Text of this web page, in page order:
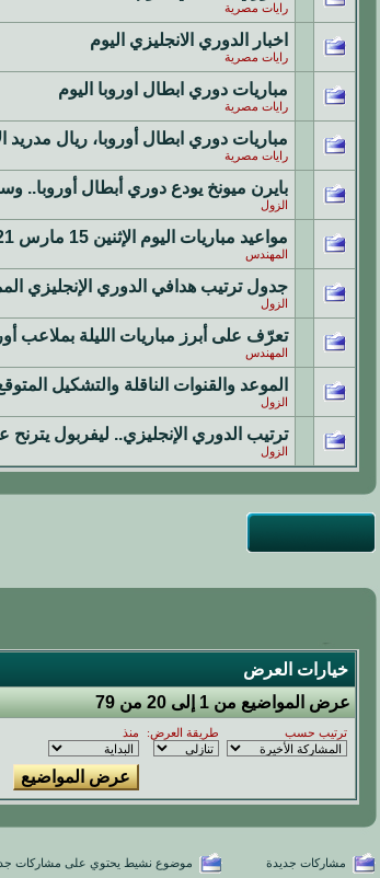
رايات مصرية
اخبار الدوري الانجليزي اليوم
رايات مصرية
مباريات دوري ابطال اوروبا اليوم
رايات مصرية
مباريات دوري ابطال أوروبا، ريال مدريد
رايات مصرية
بايرن ميونخ يودع دوري أبطال أوروبا..
الزول
مواعيد مباريات اليوم الإثنين 15 مارس 2021 والقنوات الناقلة
المهندس
جدول ترتيب هدافي الدوري الإنجليزي
الزول
تعرّف على أبرز مباريات الليلة بملاعب
المهندس
الموعد والقنوات الناقلة والتشكيل
الزول
ترتيب الدوري الإنجليزي.. ليفربول يترنح
الزول
خيارات العرض
عرض المواضيع من 1 إلى 20 من 79
ترتيب حسب طريقة العرض: منذ
مشاركات جديدة موضوع نشيط يحتوي على مشاركات